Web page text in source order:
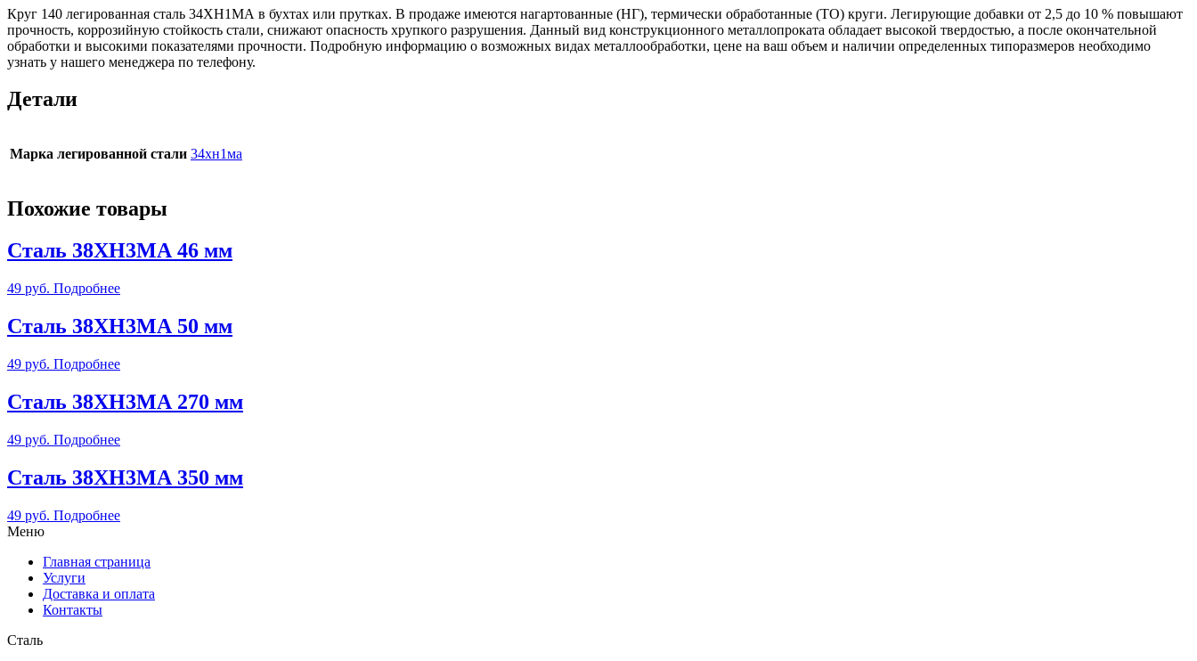
Круг 140 легированная сталь 34ХН1МА в бухтах или прутках. В продаже имеются нагартованные (НГ), термически обработанные (ТО) круги. Легирующие добавки от 2,5 до 10 % повышают
прочность, коррозийную стойкость стали, снижают опасность хрупкого разрушения. Данный вид конструкционного металлопроката обладает высокой твердостью, а после окончательной
обработки и высокими показателями прочности. Подробную информацию о возможных видах металлообработки, цене на ваш объем и наличии определенных типоразмеров необходимо
узнать у нашего менеджера по телефону.
Детали
Марка легированной стали 34хн1ма
Похожие товары
Сталь 38ХН3МА 46 мм
49 руб. Подробнее
Сталь 38ХН3МА 50 мм
49 руб. Подробнее
Сталь 38ХН3МА 270 мм
49 руб. Подробнее
Сталь 38ХН3МА 350 мм
49 руб. Подробнее
Меню
Главная страница
Услуги
Доставка и оплата
Контакты
Сталь